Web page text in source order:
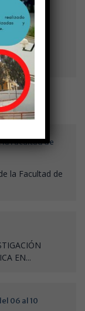
Facultad de
la Facultad de
EN...
06 al 10